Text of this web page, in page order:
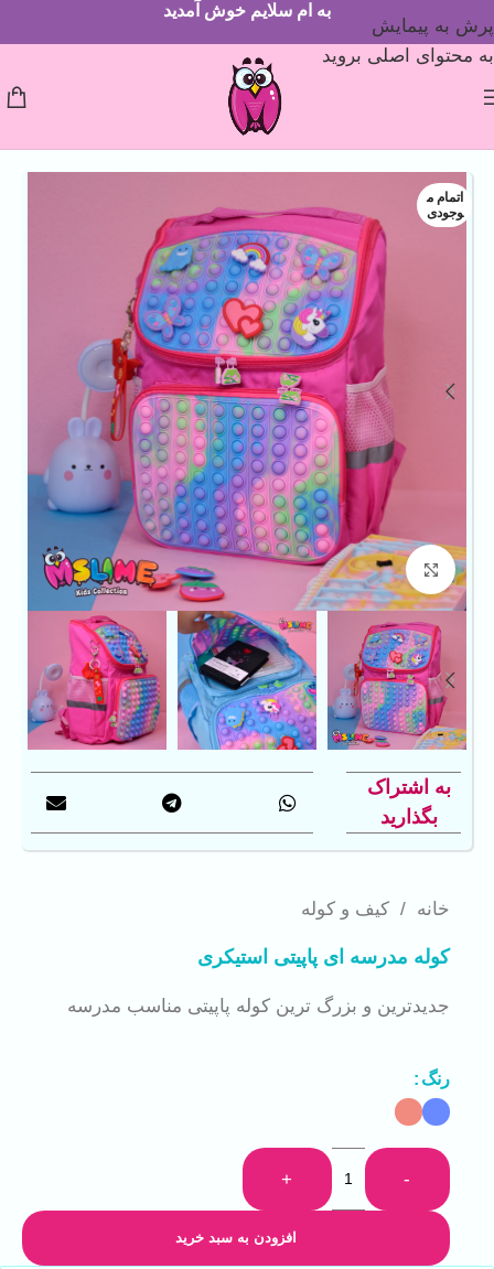
پرش به پیمایش
به محتوای اصلی بروید
به ام سلایم خوش آمدید
خانه / کیف و کوله
کوله مدرسه ای پاپیتی استیکری
جدیدترین و بزرگ ترین کوله پاپیتی مناسب مدرسه
رنگ
-
+
افزودن به سبد خرید
اتمام م
وجودی
بزرگنمایی تصویر
به اشتراک
بگذارید